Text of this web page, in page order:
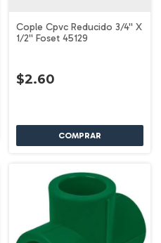
Cople Cpvc Reducido 3/4'' X
1/2'' Foset 45129
$2.60